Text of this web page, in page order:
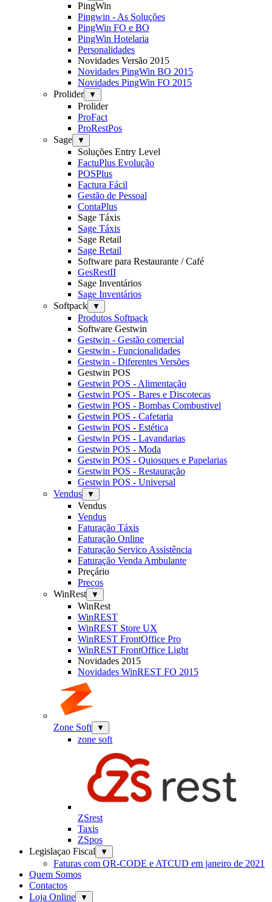
PingWin
Pingwin - As Soluções
PingWin FO e BO
PingWin Hotelaria
Personalidades
Novidades Versão 2015
Novidades PingWin BO 2015
Novidades PingWin FO 2015
Prolider
▼
Prolider
ProFact
ProRestPos
Sage
▼
Soluções Entry Level
FactuPlus Evolução
POSPlus
Factura Fácil
Gestão de Pessoal
ContaPlus
Sage Táxis
Sage Táxis
Sage Retail
Sage Retail
Software para Restaurante / Café
GesRestII
Sage Inventários
Sage Inventários
Softpack
▼
Produtos Softpack
Software Gestwin
Gestwin - Gestão comercial
Gestwin - Funcionalidades
Gestwin - Diferentes Versões
Gestwin POS
Gestwin POS - Alimentação
Gestwin POS - Bares e Discotecas
Gestwin POS - Bombas Combustivel
Gestwin POS - Cafetaria
Gestwin POS - Estética
Gestwin POS - Lavandarias
Gestwin POS - Moda
Gestwin POS - Quiosques e Papelarias
Gestwin POS - Restauração
Gestwin POS - Universal
Vendus
▼
Vendus
Vendus
Faturação Táxis
Faturação Online
Faturação Servico Assistência
Faturação Venda Ambulante
Preçário
Preços
WinRest
▼
WinRest
WinREST
WinREST Store UX
WinREST FrontOffice Pro
WinREST FrontOffice Light
Novidades 2015
Novidades WinREST FO 2015
Zone Soft ▼
zone soft
ZSrest
Taxis
ZSpos
Legislaçao Fiscal
▼
Faturas com QR-CODE e ATCUD em janeiro de 2021
Quem Somos
Contactos
Loja Online
▼